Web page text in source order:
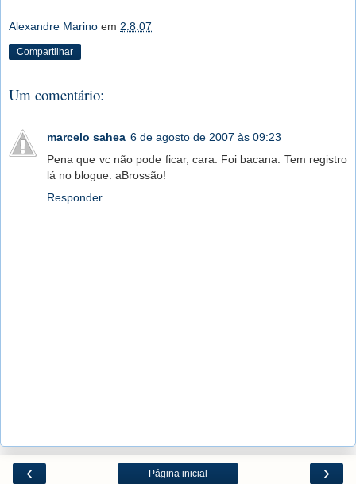
Alexandre Marino em 2.8.07
Compartilhar
Um comentário:
marcelo sahea 6 de agosto de 2007 às 09:23
Pena que vc não pode ficar, cara. Foi bacana. Tem registro
lá no blogue. aBrossão!
Responder
‹ ›
Página inicial